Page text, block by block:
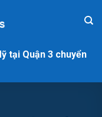
tại Quận 3 chuyển